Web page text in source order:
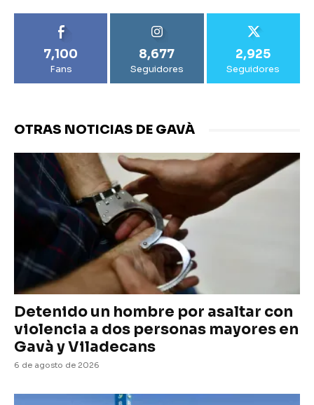
7,100
Fans
8,677
Seguidores
2,925
Seguidores
OTRAS NOTICIAS DE GAVÀ
Detenido un hombre por asaltar con
violencia a dos personas mayores en
Gavà y Viladecans
6 de agosto de 2026